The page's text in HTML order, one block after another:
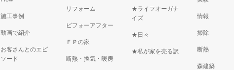
施工事例
動画で紹介
お客さんとのエピ
ソード
リフォーム
ビフォーアフター
ＦＰの家
断熱・換気・暖房
★ライフオーガナ
イズ
★日々
★私が家を売る訳
情報
掃除
断熱
森建築